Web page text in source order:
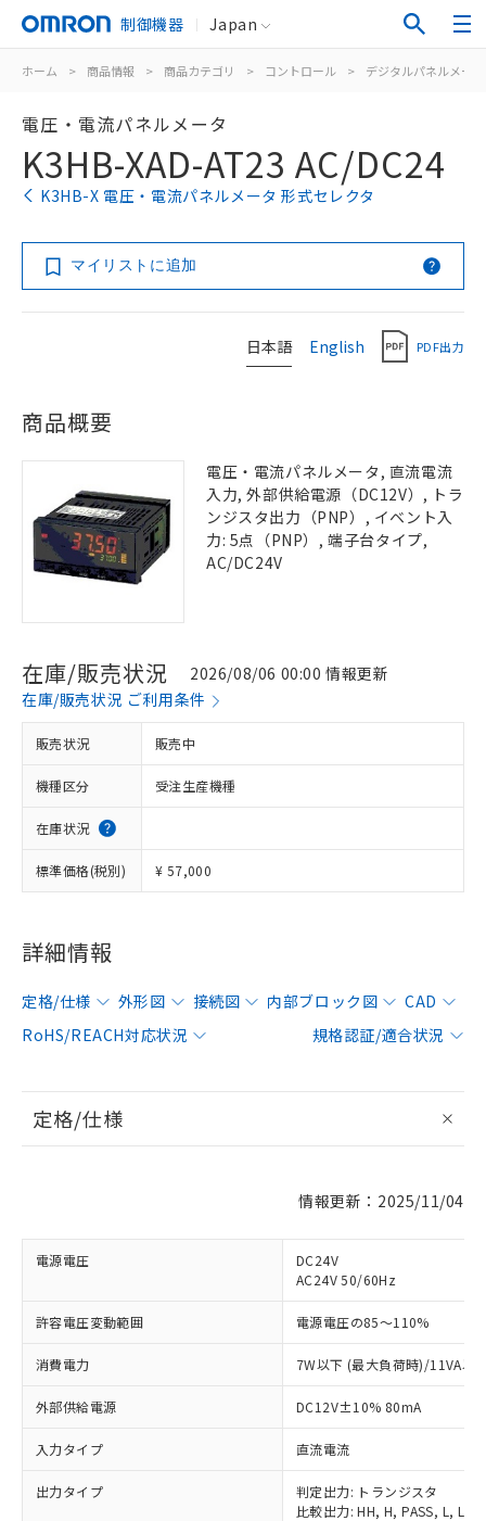
制御機器 Japan
ホーム > 商品情報 > 商品カテゴリ > コントロール > デジタルパネルメータ
電圧・電流パネルメータ
K3HB-XAD-AT23 AC/DC24
K3HB-X 電圧・電流パネルメータ 形式セレクタ
マイリストに追加
日本語 English PDF出力
商品概要
電圧・電流パネルメータ, 直流電流
入力, 外部供給電源（DC12V）, トラ
ンジスタ出力（PNP）, イベント入
力: 5点（PNP）, 端子台タイプ,
AC/DC24V
在庫/販売状況
2026/08/06 00:00 情報更新
在庫/販売状況 ご利用条件
販売状況 販売中
機種区分 受注生産機種
在庫状況
標準価格(税別) ¥ 57,000
詳細情報
定格/仕様 外形図 接続図 内部ブロック図
CAD
RoHS/REACH対応状況
規格認証/適合状況
定格/仕様
情報更新：2025/11/04
電源電圧
DC24V
AC24V 50/60Hz
許容電圧変動範囲 電源電圧の85～110%
消費電力 7W以下 (最大負荷時)/11VA以
外部供給電源 DC12V±10% 80mA
入力タイプ 直流電流
出力タイプ
判定出力: トランジスタ
比較出力: HH, H, PASS, L, LL